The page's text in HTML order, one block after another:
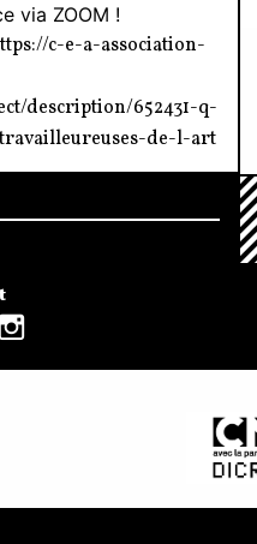
via ZOOM !
c-e-a-association-
description/652431-q-
de-l-art